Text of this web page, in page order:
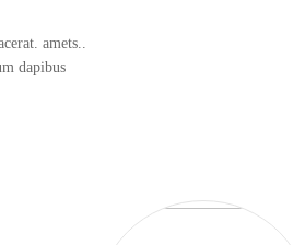
amets..
dapibus